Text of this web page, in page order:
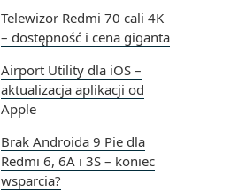
Telewizor Redmi 70 cali 4K
– dostępność i cena giganta
Airport Utility dla iOS –
aktualizacja aplikacji od
Apple
Brak Androida 9 Pie dla
Redmi 6, 6A i 3S – koniec
wsparcia?